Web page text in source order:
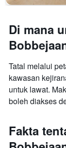
Di mana
Tatal melalui
kawasan
untuk lawat.
boleh diakses
Fakta